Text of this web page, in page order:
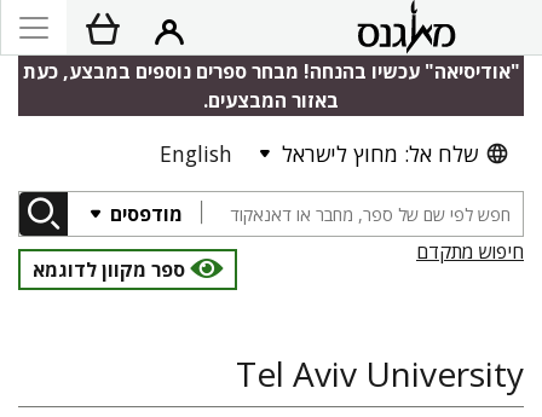
"אודיסיאה" עכשיו בהנחה! מבחר ספרים נוספים במבצע, כעת
באזור המבצעים.
שלח אל: מחוץ לישראל English
מודפסים
חיפוש מתקדם
ספר מקוון לדוגמא
Tel Aviv University